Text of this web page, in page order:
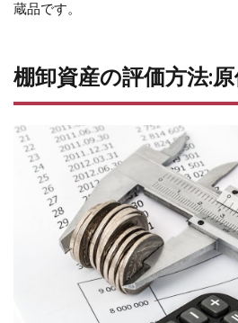
蔵品です。
棚卸資産の評価方法: